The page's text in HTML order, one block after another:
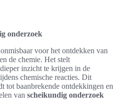
onderzoek
voor het ontdekken van
de chemie. Het stelt
inzicht te krijgen in de
chemische reacties. Dit
tot baanbrekende ontdekkingen en
van scheikundig onderzoek